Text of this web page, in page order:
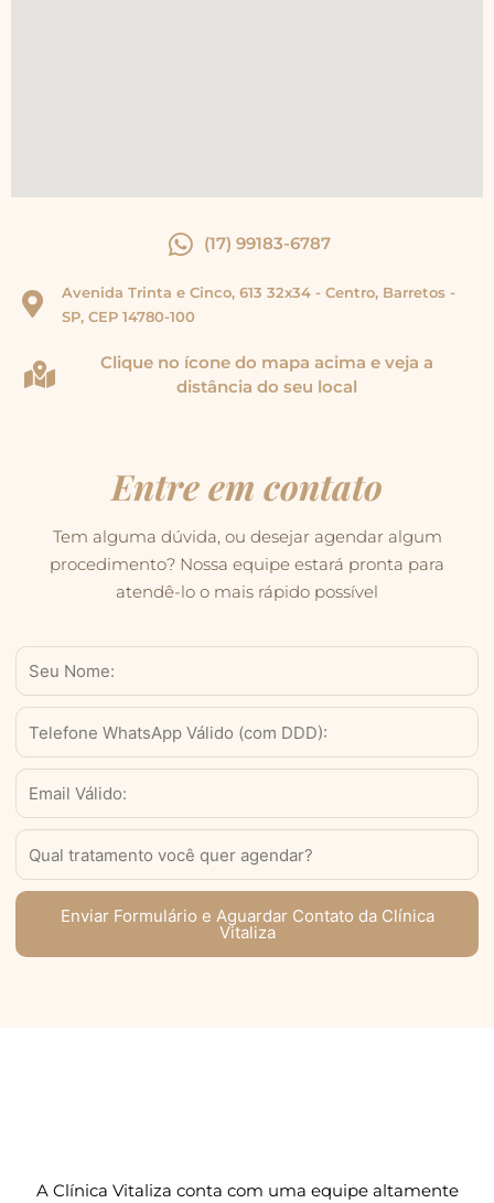
(17) 99183-6787
Avenida Trinta e Cinco, 613 32x34 - Centro, Barretos -
SP, CEP 14780-100
Clique no ícone do mapa acima e veja a
distância do seu local
Entre em contato
Tem alguma dúvida, ou desejar agendar algum
procedimento? Nossa equipe estará pronta para
atendê-lo o mais rápido possível
Nome
WhatsApp
Válido
(com
DDD)
Email
Serviço
Enviar Formulário e Aguardar Contato da Clínica
Vitaliza
A Clínica Vitaliza conta com uma equipe altamente